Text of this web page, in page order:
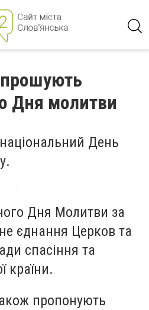
Дня молитви
День
Дня Молитви за
єднання Церков та
спасіння та
країни.
пропонують